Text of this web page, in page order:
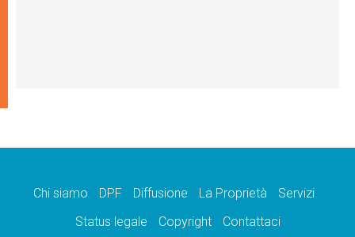
Chi siamo DPF Diffusione La Proprietà
Servizi
Status legale
Copyright Contattaci